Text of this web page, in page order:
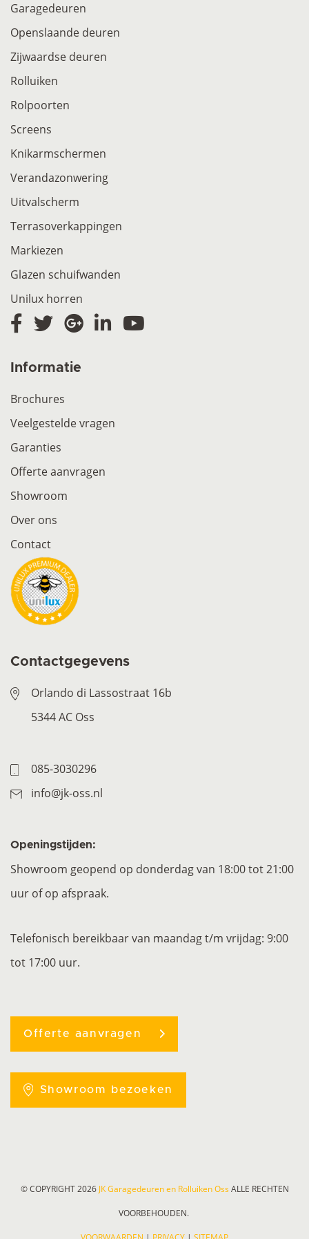
Garagedeuren
Openslaande deuren
Zijwaardse deuren
Rolluiken
Rolpoorten
Screens
Knikarmschermen
Verandazonwering
Uitvalscherm
Terrasoverkappingen
Markiezen
Glazen schuifwanden
Unilux horren
Informatie
Brochures
Veelgestelde vragen
Garanties
Offerte aanvragen
Showroom
Over ons
Contact
Contactgegevens
Orlando di Lassostraat 16b
5344 AC Oss
085-3030296
info@jk-oss.nl
Openingstijden:
Showroom geopend op donderdag van 18:00 tot 21:00
uur of op afspraak.
Telefonisch bereikbaar van maandag t/m vrijdag: 9:00
tot 17:00 uur.
Offerte aanvragen
Showroom bezoeken
© COPYRIGHT 2026 JK Garagedeuren en Rolluiken OssALLE RECHTEN
VOORBEHOUDEN.